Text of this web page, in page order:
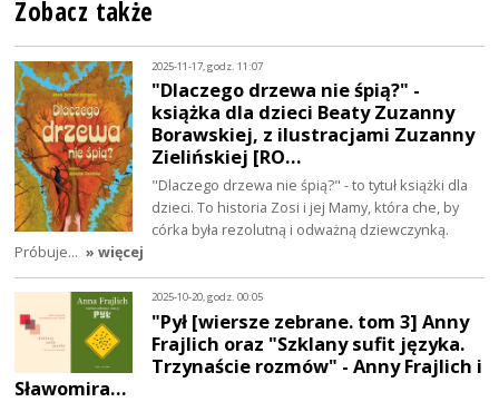
Zobacz także
2025-11-17, godz. 11:07
"Dlaczego drzewa nie śpią?" -
książka dla dzieci Beaty Zuzanny
Borawskiej, z ilustracjami Zuzanny
Zielińskiej [RO…
"Dlaczego drzewa nie śpią?" - to tytuł książki dla
dzieci. To historia Zosi i jej Mamy, która che, by
córka była rezolutną i odważną dziewczynką.
Próbuje… » więcej
2025-10-20, godz. 00:05
"Pył [wiersze zebrane. tom 3] Anny
Frajlich oraz "Szklany sufit języka.
Trzynaście rozmów" - Anny Frajlich i
Sławomira…